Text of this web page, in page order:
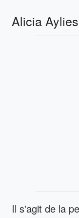
Alicia Aylies
Il s'agit de la